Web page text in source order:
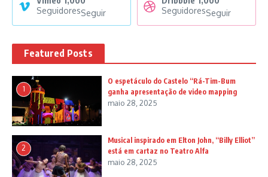
SeguidoresSeguir
SeguidoresSeguir
Featured Posts
1
O espetáculo do Castelo “Rá-Tim-Bum
ganha apresentação de video mapping
maio 28, 2025
2
Musical inspirado em Elton John, “Billy Elliot”
está em cartaz no Teatro Alfa
maio 28, 2025